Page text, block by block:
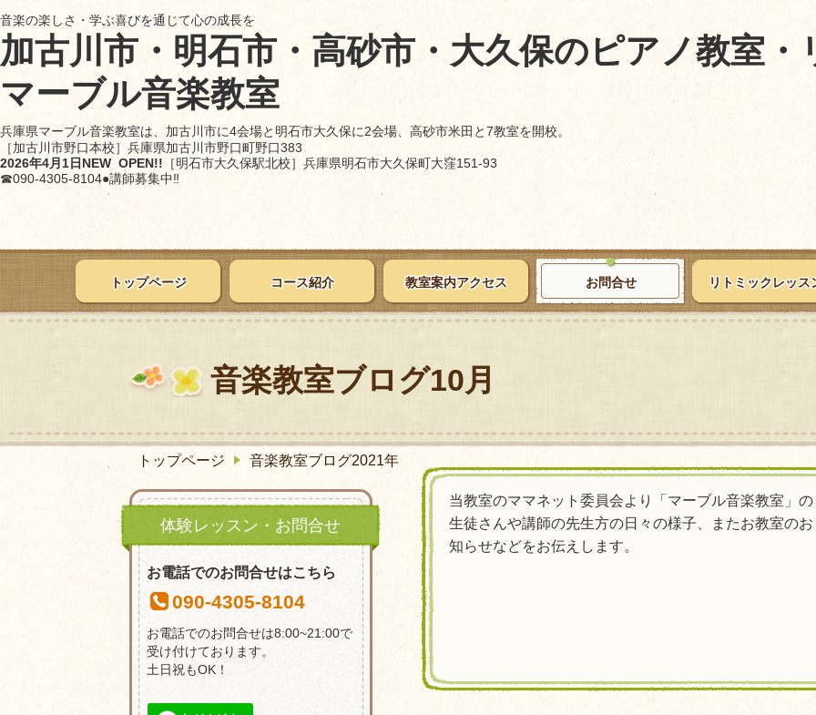
音楽の楽しさ・学ぶ喜びを通じて心の成長を
加古川市・明石市・高砂市・大久保のピアノ教室
マーブル音楽教室
兵庫県マーブル音楽教室は、加古川市に4会場と明石市大久保に2会場、高砂市米田と7教室を開校。
［加古川市野口本校］ 兵庫県加古川市野口町野口383
2026年4月1日NEW OPEN!! ［明石市大久保駅北校］ 兵庫県明石市大久保町大窪151-93
☎090-4305-8104●講師募集中‼
トップページ コース紹介 教室案内アクセス お問合せ リトミックレッス
音楽教室ブログ10月
トップページ 音楽教室ブログ2021年
当教室のママネット委員会より「マーブル音楽教室」の
生徒さんや講師の先生方の日々の様子、またお教室のお
知らせなどをお伝えします。
体験レッスン・お問合せ
お電話でのお問合せはこちら
090-4305-8104
お電話でのお問合せは8:00~21:00で
受け付けております。
土日祝もOK！